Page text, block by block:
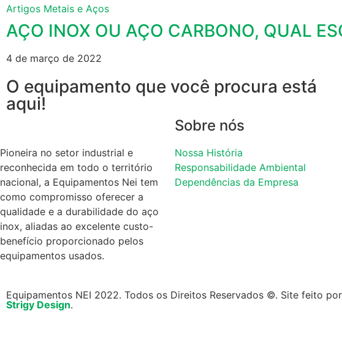
Artigos Metais e Aços
AÇO INOX OU AÇO CARBONO, QUAL
4 de março de 2022
O equipamento que você procura está
aqui!
Pioneira no setor industrial e
reconhecida em todo o território
nacional, a Equipamentos Nei tem
como compromisso oferecer a
qualidade e a durabilidade do aço
inox, aliadas ao excelente custo-
benefício proporcionado pelos
equipamentos usados.
Sobre nós
Nossa História
Responsabilidade Ambiental
Dependências da Empresa
Equipamentos NEI 2022. Todos os Direitos Reservados ©. Site feito por
Strigy Design.